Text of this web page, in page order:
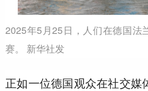
2025年5月25日，人们在德国法
赛。 新华社发
正如一位德国观众在社交媒